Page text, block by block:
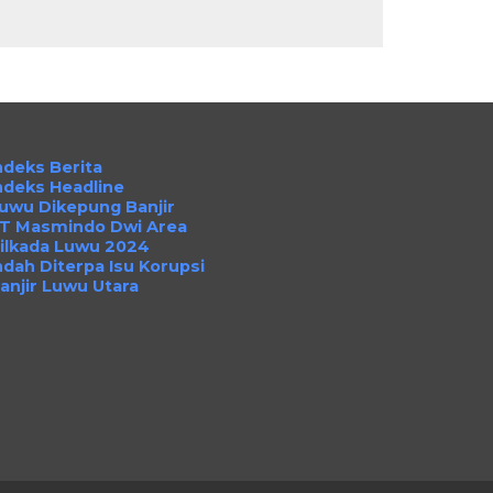
Berita
Headline
Dikepung Banjir
Masmindo Dwi Area
Luwu 2024
Diterpa Isu Korupsi
Luwu Utara